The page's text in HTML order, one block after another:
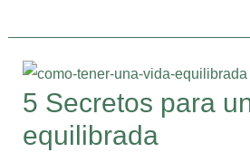
5 Secretos para
equilibrada
Secretos
para
una